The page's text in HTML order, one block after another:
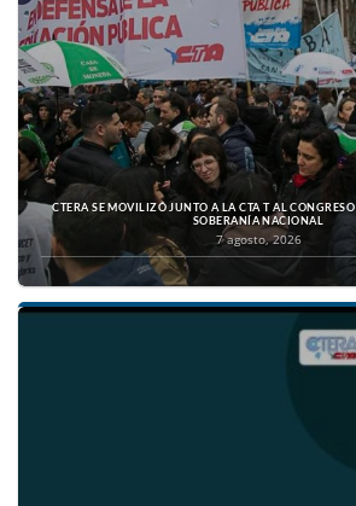
CTERA SE MOVILIZÓ JUNTO A LA CTA T AL
SOBERANÍA NACIONAL
7 agosto, 2026